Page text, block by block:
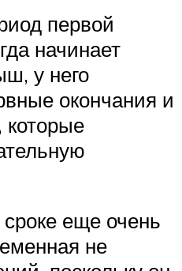
первой
начинает
у него
окончания и
еще очень
не